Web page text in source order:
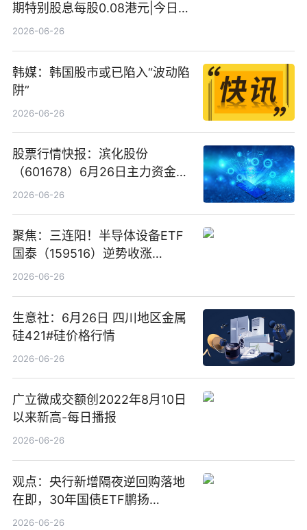
期特别股息每股0.08港元|今日快
看
2026-06-26
韩媒：韩国股市或已陷入“波动陷
阱”
2026-06-26
股票行情快报：滨化股份
（601678）6月26日主力资金净
卖出5964.34万元
2026-06-26
聚焦：三连阳！半导体设备ETF
国泰（159516）逆势收涨
3.5%，近10日累计净流入超65
2026-06-26
生意社：6月26日 四川地区金属
硅421#硅价格行情
2026-06-26
广立微成交额创2022年8月10日
以来新高-每日播报
2026-06-26
观点：央行新增隔夜逆回购落地
在即，30年国债ETF鹏扬
(511090) 盘中小幅上涨
2026-06-26